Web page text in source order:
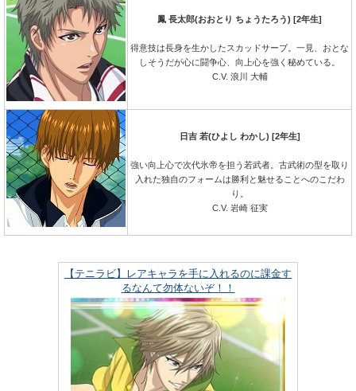
鳳 長太郎(おおとり ちょうたろう) [2年生]
得意技は長身を生かしたスカッドサーブ。一見、おとな
しそうだが心に闘争心、向上心を強く秘めている。
C.V. 浪川 大輔
日吉 若(ひよし わかし) [2年生]
強い向上心で次代氷帝を担う若武者。古武術の型を取り
入れた独自のフォームは勝利と魅せることへのこだわ
り。
C.V. 岩崎 征実
【テニラビ】レアキャラを手に入れるのに課金す
るなんて勿体ないぞ！！